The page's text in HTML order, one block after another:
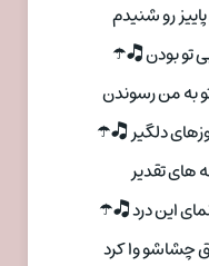
رو شنیدم
تو بودن 🎝☂
به من رسوندن
دلگیر 🎝☂
های تقدیر
این درد 🎝☂
چشاشو وا کرد